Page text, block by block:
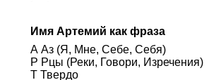
Имя Артемий как фраза
А Аз (Я, Мне, Себе, Себя)
Р Рцы (Реки, Говори, Изречения)
Т Твердо